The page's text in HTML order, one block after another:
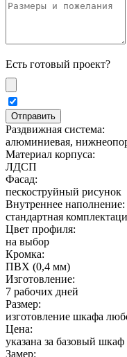
Есть готовый проект?
Раздвижная система:
алюминиевая,
Материал корпуса:
ЛДСП
Фасад:
пескоструйный рисунок
Внутреннее наполнение:
стандартная
Цвет профиля:
на выбор
Кромка:
ПВХ (0,4 мм)
Изготовление:
7 рабочих дней
Размер:
изготовление шкафа
Цена:
указана за базовый шкаф
Замер: